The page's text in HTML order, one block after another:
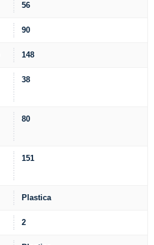
56
90
148
38
80
151
Plastica
2